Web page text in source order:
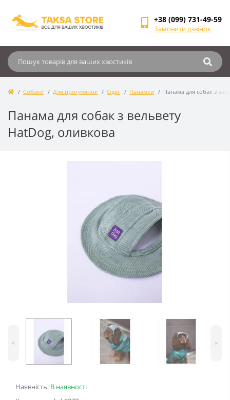
+38 (099) 731-49-59
Замовити дзвінок
Собаки Для прогулянок Одяг Панамки Панама для собак з
Панама для собак з вельвету
HatDog, оливкова
Наявність: В наявності
< >